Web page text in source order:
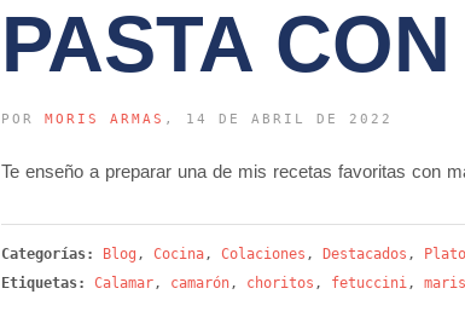
PASTA
POR MORIS ARMAS , 14 DE ABRIL DE 2022
Te enseño a preparar una de mis recetas favoritas con
Categorías: Blog , Cocina, Colaciones , Destacados ,
Etiquetas:
Calamar, camarón, choritos , fetuccini,